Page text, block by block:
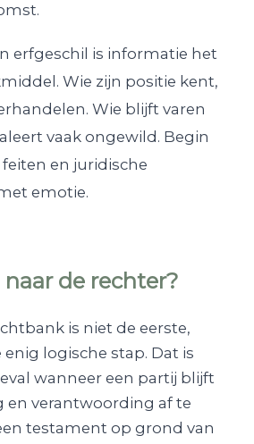
erfgeschil is informatie het
Wie zijn positie kent,
Wie blijft varen
vaak ongewild. Begin
en juridische
emotie.
de rechter?
is niet de eerste,
logische stap. Dat is
wanneer een partij blijft
en verantwoording af te
testament op grond van